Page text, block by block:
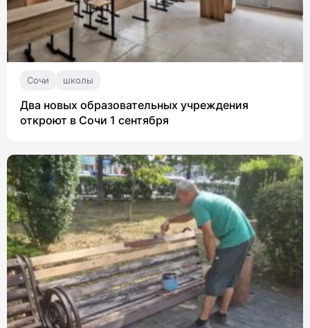
Сочи школы
Два новых образовательных учреждения
откроют в Сочи 1 сентября